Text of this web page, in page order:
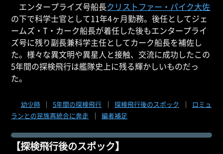
エンタープライズ号船長クリストファー・パイク大佐
の下で科学士官として11年4ヶ月勤務。後任としてジェ
ームズ・T・カーク船長が着任した後もエンタープライ
ズ号に残り副長兼科学主任としてカーク船長を補佐し
た。様々な異文明や異星人と接触、交流に成功したこの
5年間の探検飛行は艦隊史上に残る輝かしいものだっ
た。
幼少時 ｜ 5年間の探検飛行 ｜ 探検飛行後のスポック ｜
ロミュ
ランとの民族再統合に奔走
｜ 編者補足
【探検飛行後のスポック】